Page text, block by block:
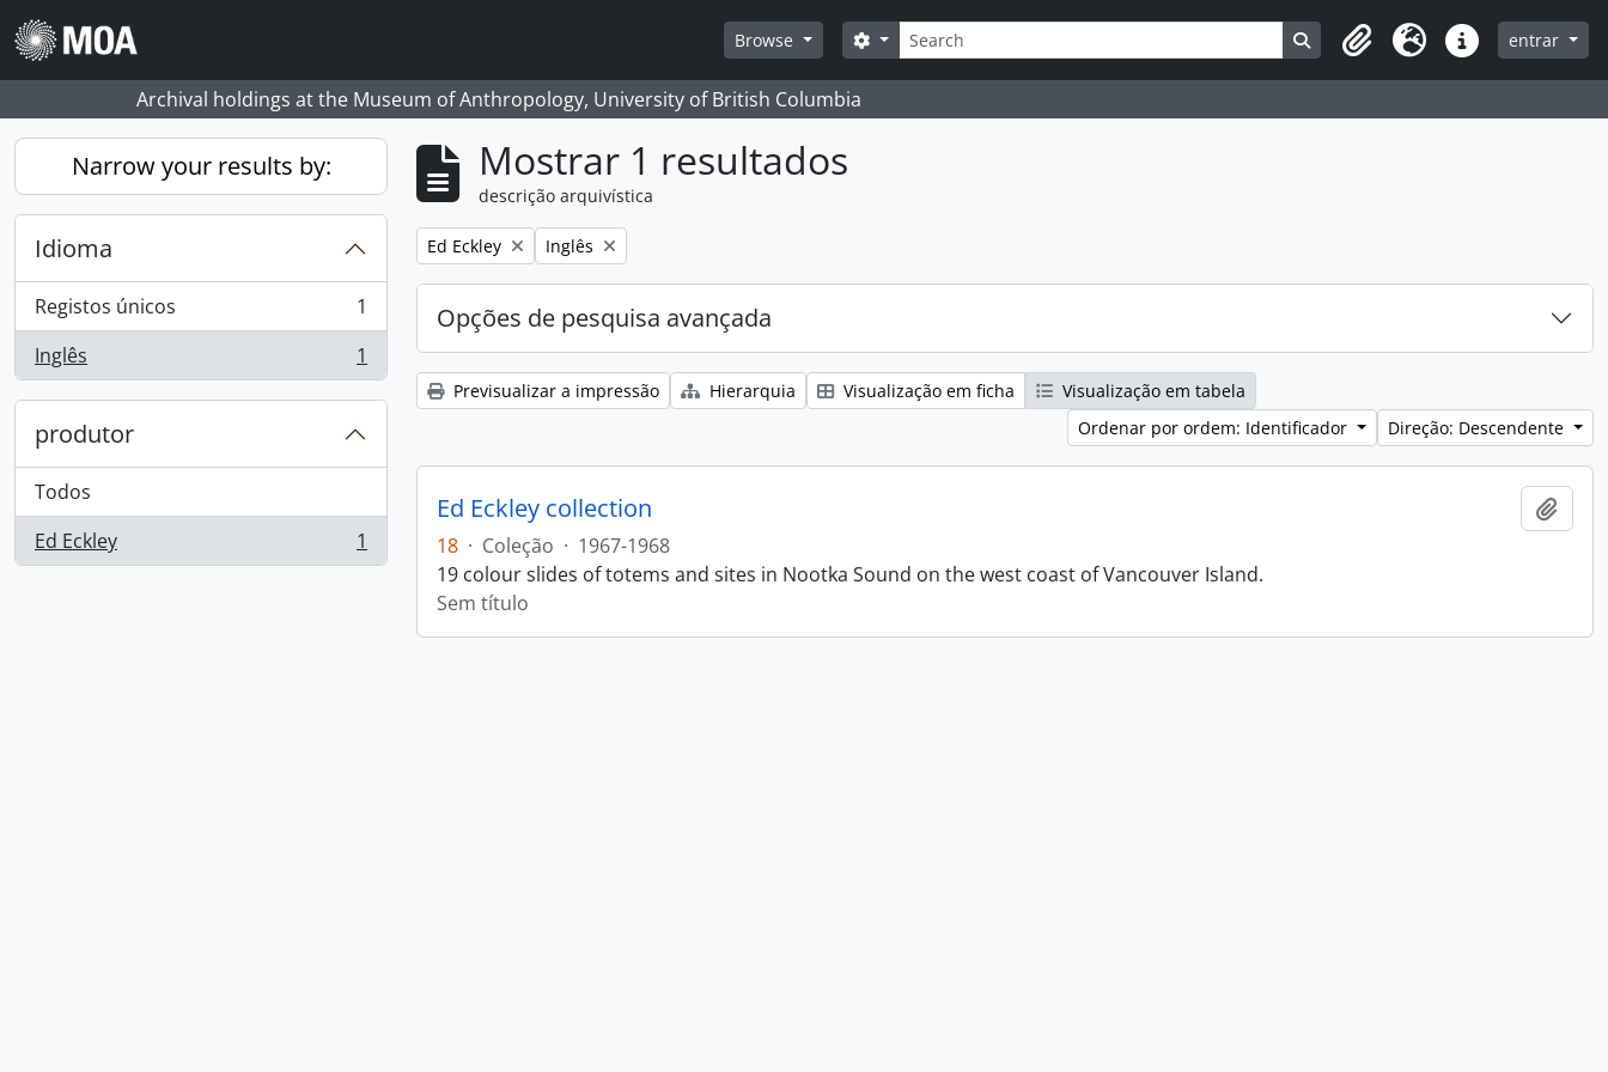
Skip to main content
Browse
Pesquisar
Search options Search in browse page
Clipboard
Idioma Ligações rápidas
entrar
Archival holdings at the Museum of Anthropology, University of British Columbia
Narrow your results by:
Idioma
Registos únicos
, 1 resultados
1
Inglês
, 1 resultados 1
produtor
Todos
Ed Eckley
, 1 resultados 1
Mostrar 1 resultados
descrição arquivística
Remove filter:
Ed Eckley Remove filter:
Inglês
Opções de pesquisa avançada
Previsualizar a impressão Hierarquia Visualização em ficha
Visualização em tabela
Ordenar por ordem: Identificador
Direção: Descendente
Ed Eckley collection
18 · Coleção · 1967-1968
19 colour slides of totems and sites in Nootka Sound on the west coast of Vancouver Island.
Sem título